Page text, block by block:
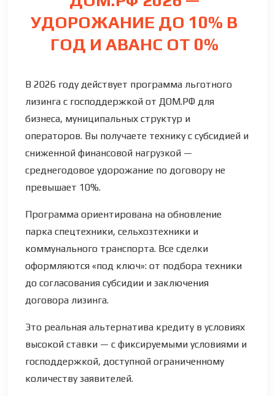
УДОРОЖАНИЕ ДО 10% В
ГОД И АВАНС ОТ 0%
В 2026 году действует программа льготного
лизинга с господдержкой от ДОМ.РФ для
бизнеса, муниципальных структур и
операторов. Вы получаете технику с субсидией и
сниженной финансовой нагрузкой —
среднегодовое удорожание по договору не
превышает 10%.
Программа ориентирована на обновление
парка спецтехники, сельхозтехники и
коммунального транспорта. Все сделки
оформляются «под ключ»: от подбора техники
до согласования субсидии и заключения
договора лизинга.
Это реальная альтернатива кредиту в условиях
высокой ставки — с фиксируемыми условиями и
господдержкой, доступной ограниченному
количеству заявителей.